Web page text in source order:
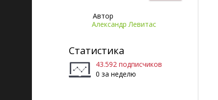
Автор
Александр Левитас
Статистика
43.592 подписчиков
0 за неделю